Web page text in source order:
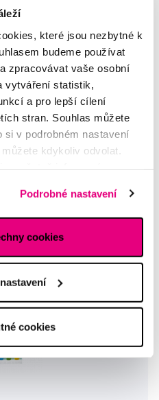
které jsou nezbytné k
budeme používat
zpracovávat vaše osobní
vytváření statistik,
a pro lepší cílení
stran. Souhlas můžete
si v podrobném nastavení
kdykoliv odvolat.
Podrobné nastavení
cookies
cookies
> 5 ks
13 prodejnách